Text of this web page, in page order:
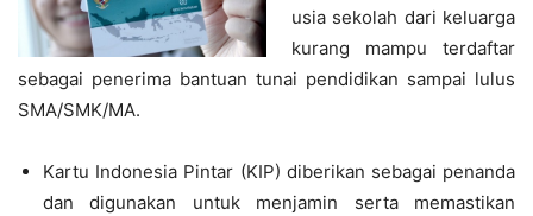
usia sekolah dari keluarga
kurang mampu terdaftar
sebagai penerima bantuan tunai pendidikan sampai lulus
SMA/SMK/MA.
Kartu Indonesia Pintar (KIP) diberikan sebagai penanda
dan digunakan untuk menjamin serta memastikan